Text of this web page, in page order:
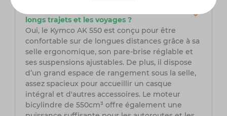
longs trajets et les voyages ?
Oui, le Kymco AK 550 est conçu pour être
confortable sur de longues distances grâce à sa
selle ergonomique, son pare-brise réglable et
ses suspensions ajustables. De plus, il dispose
d’un grand espace de rangement sous la selle,
assez spacieux pour accueillir un casque
intégral et d'autres accessoires. Le moteur
bicylindre de 550cm³ offre également une